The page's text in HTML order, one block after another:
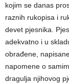
kojim se danas
raznih rukopisa i
devet pjesnika.
adekvatno i u
obrađene,
napomene o
dragulja njihovog